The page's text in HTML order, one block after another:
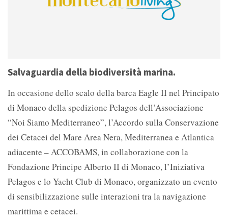
Salvaguardia della biodiversità marina.
In occasione dello scalo della barca Eagle II nel Principato
di Monaco della spedizione Pelagos dell’Associazione
“Noi Siamo Mediterraneo”, l’Accordo sulla Conservazione
dei Cetacei del Mare Area Nera, Mediterranea e Atlantica
adiacente – ACCOBAMS, in collaborazione con la
Fondazione Principe Alberto II di Monaco, l’Iniziativa
Pelagos e lo Yacht Club di Monaco, organizzato un evento
di sensibilizzazione sulle interazioni tra la navigazione
marittima e cetacei.